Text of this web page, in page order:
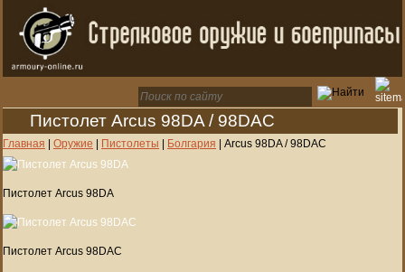
Пистолет Arcus 98DA / 98DAC
Главная | Оружие | Пистолеты | Болгария | Arcus 98DA / 98DAC
Пистолет Arcus 98DA
Пистолет Arcus 98DAC